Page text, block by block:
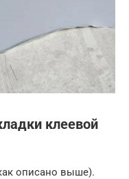
клеевой
описано выше).